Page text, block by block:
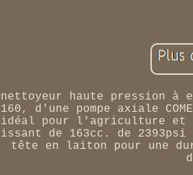
haute pression à
d'une pompe axiale
idéal pour l'agriculture et les
de 163cc. de
tête en laiton pour une